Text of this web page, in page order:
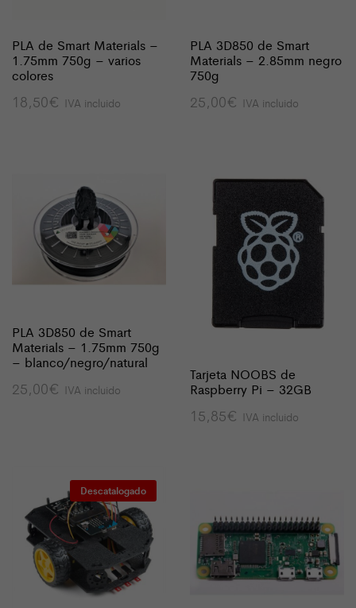
PLA de Smart Materials –
1.75mm 750g – varios
colores
18,50€ IVA incluido
PLA 3D850 de Smart
Materials – 2.85mm negro
750g
25,00€ IVA incluido
PLA 3D850 de Smart
Materials – 1.75mm 750g
– blanco/negro/natural
25,00€ IVA incluido
Tarjeta NOOBS de
Raspberry Pi – 32GB
15,85€ IVA incluido
Descatalogado